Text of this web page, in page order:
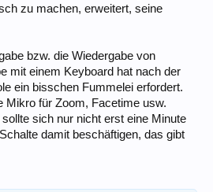
zu machen, erweitert, seine
bzw. die Wiedergabe von
mit einem Keyboard hat nach der
ein bisschen Fummelei erfordert.
Mikro für Zoom, Facetime usw.
sich nur nicht erst eine Minute
damit beschäftigen, das gibt